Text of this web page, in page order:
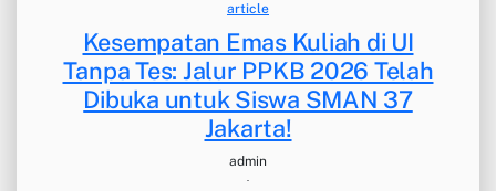
article
Kesempatan Emas Kuliah di UI
Tanpa Tes: Jalur PPKB 2026 Telah
Dibuka untuk Siswa SMAN 37
Jakarta!
admin
·